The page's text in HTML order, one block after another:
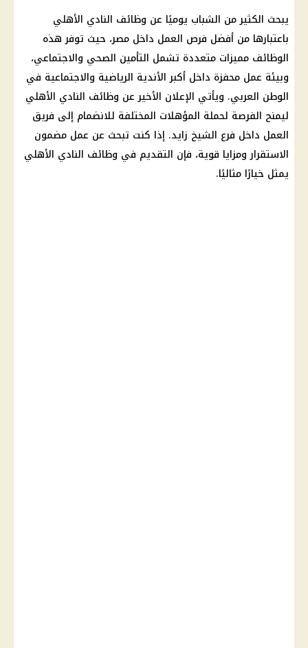
يبحث الكثير من الشباب يوميًا عن وظائف النادي الأهلي
باعتبارها من أفضل فرص العمل داخل مصر، حيث توفر هذه
الوظائف مميزات متعددة تشمل التأمين الصحي والاجتماعي،
وبيئة عمل محفزة داخل أكبر الأندية الرياضية والاجتماعية في
الوطن العربي. ويأتي الإعلان الأخير عن وظائف النادي الأهلي
ليمنح الفرصة لحملة المؤهلات المختلفة للانضمام إلى فريق
العمل داخل فرع الشيخ زايد. إذا كنت تبحث عن عمل مضمون
الاستقرار ومزايا قوية، فإن التقديم في وظائف النادي الأهلي
يمثل خيارًا مثاليًا.